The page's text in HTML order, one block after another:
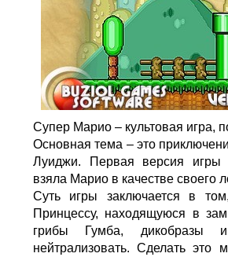
Супер Марио – культовая игра,
Основная тема – это
Луиджи. Первая версия игры
взяла Марио в качестве своего
Суть игры заключается в
Принцессу, находящуюся в
грибы Гумба, дикобразы
нейтрализовать. Сделать